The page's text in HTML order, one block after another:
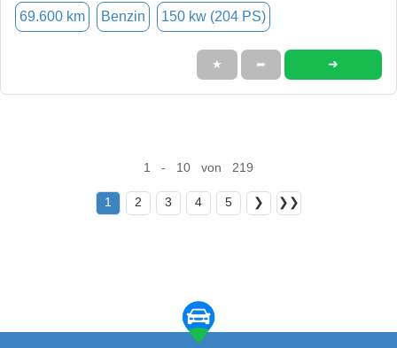
69.600 km Benzin 150 kw (204 PS)
★ ➦ ➜
1 - 10 von 219
1 2 3 4 5 ❯ ❯❯